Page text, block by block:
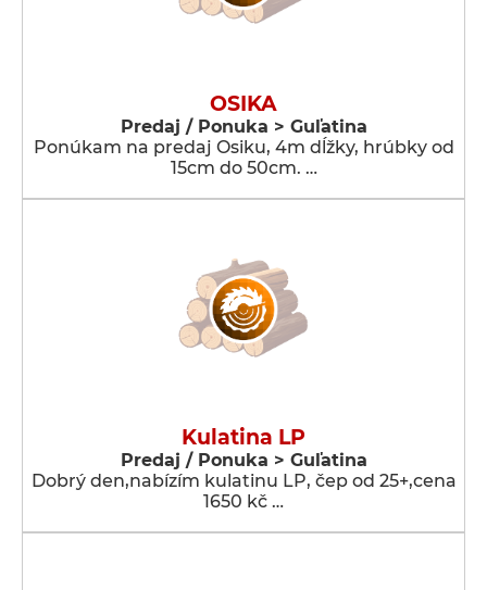
OSIKA
Predaj / Ponuka > Guľatina
Ponúkam na predaj Osiku, 4m dĺžky, hrúbky od
15cm do 50cm. …
Kulatina LP
Predaj / Ponuka > Guľatina
Dobrý den,nabízím kulatinu LP, čep od 25+,cena
1650 kč …